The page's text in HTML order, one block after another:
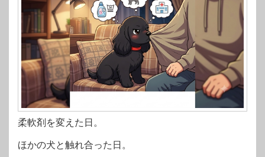
柔軟剤を変えた日。
ほかの犬と触れ合った日。